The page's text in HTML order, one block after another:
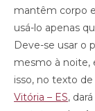
mantêm corpo
usá-lo apenas
Deve-se usar o
mesmo à noite,
isso, no texto de
Vitória – ES,